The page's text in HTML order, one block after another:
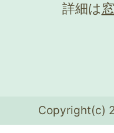
詳細は
Copyright(c)